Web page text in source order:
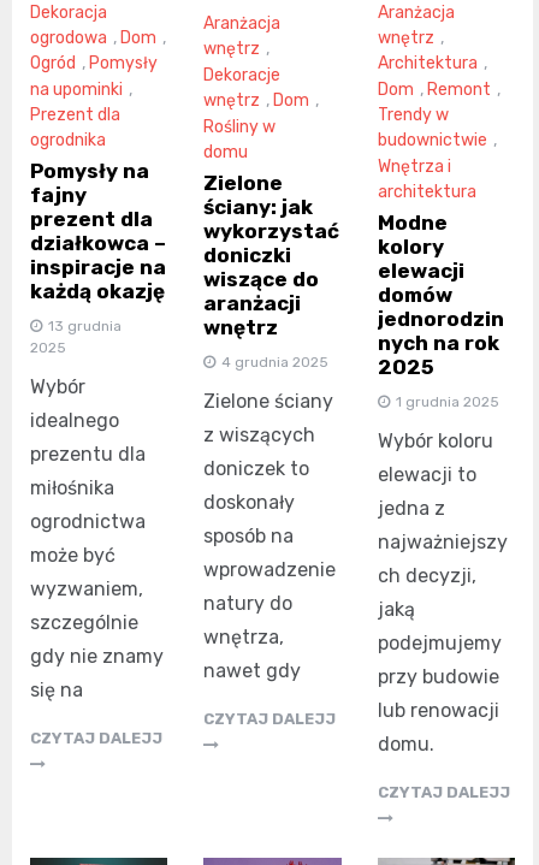
Dekoracja
ogrodowa , Dom ,
Ogród , Pomysły
na upominki ,
Prezent dla
ogrodnika
Pomysły na
fajny
prezent dla
działkowca –
inspiracje na
każdą okazję
13 grudnia
2025
Wybór
idealnego
prezentu dla
miłośnika
ogrodnictwa
może być
wyzwaniem,
szczególnie
gdy nie znamy
się na
CZYTAJ DALEJJ
Aranżacja
wnętrz ,
Dekoracje
wnętrz , Dom ,
Rośliny w
domu
Zielone
ściany: jak
wykorzystać
doniczki
wiszące do
aranżacji
wnętrz
4 grudnia 2025
Zielone ściany
z wiszących
doniczek to
doskonały
sposób na
wprowadzenie
natury do
wnętrza,
nawet gdy
CZYTAJ DALEJJ
Aranżacja
wnętrz ,
Architektura ,
Dom , Remont ,
Trendy w
budownictwie ,
Wnętrza i
architektura
Modne
kolory
elewacji
domów
jednorodzin
nych na rok
2025
1 grudnia 2025
Wybór koloru
elewacji to
jedna z
najważniejszy
ch decyzji,
jaką
podejmujemy
przy budowie
lub renowacji
domu.
CZYTAJ DALEJJ